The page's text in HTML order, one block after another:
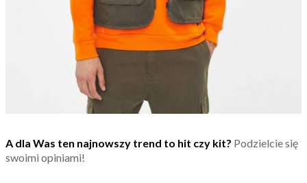
A dla Was ten najnowszy trend to hit czy kit? Podzielcie się
swoimi opiniami!